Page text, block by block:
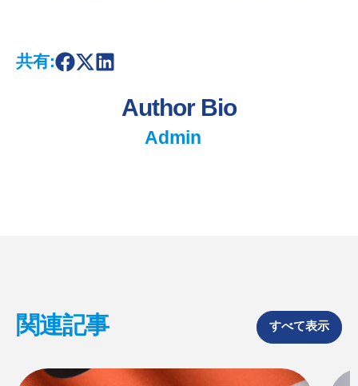
共有:S
S
S
Author Bio
Admin
関連記事 すべて表示